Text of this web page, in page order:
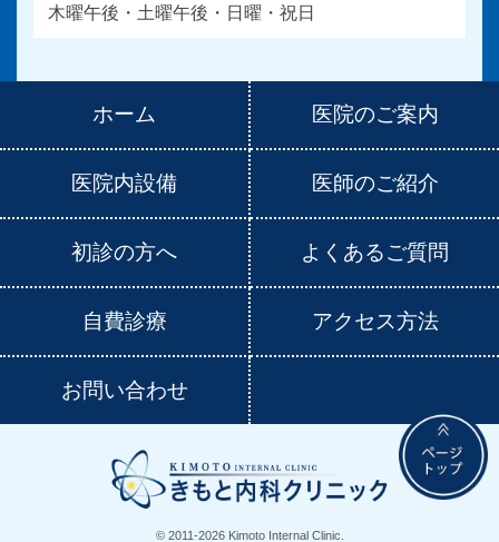
木曜午後・土曜午後・日曜・祝日
ホーム 医院のご案内
医院内設備 医師のご紹介
初診の方へ よくあるご質問
自費診療 アクセス方法
お問い合わせ
© 2011-2026 Kimoto Internal Clinic.